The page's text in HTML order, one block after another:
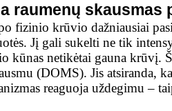
raumenų skausmas
fizinio krūvio dažniausiai
Jį gali sukelti ne tik
kūnas netikėtai gauna krūvį.
(DOMS). Jis atsiranda,
reaguoja uždegimu –